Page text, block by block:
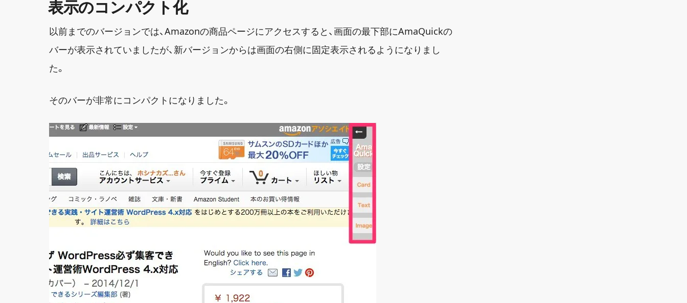
表示のコンパクト化
以前までのバージョンでは、Amazonの商品ページにアクセスすると、画面の最下部にAmaQuickの
バーが表示されていましたが、新バージョンからは画面の右側に固定表示されるようになりまし
た。
そのバーが非常にコンパクトになりました。